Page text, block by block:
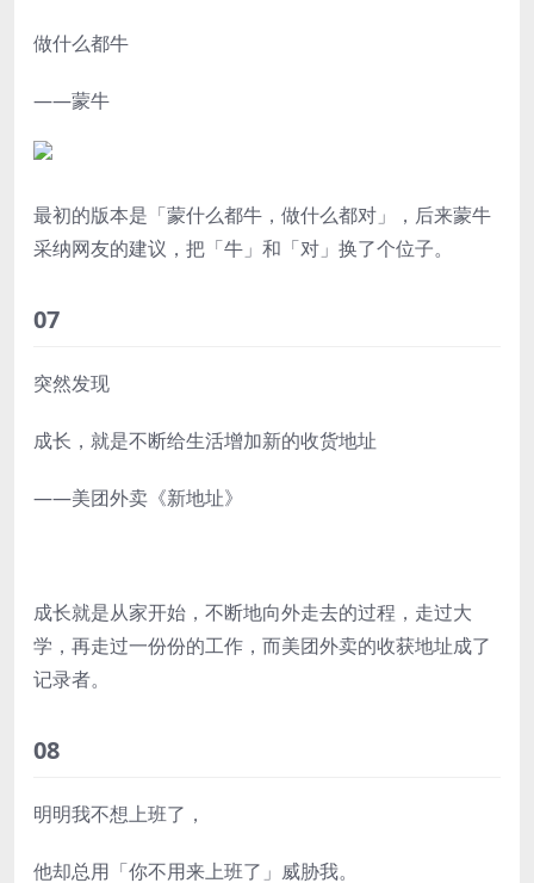
做什么都牛
——蒙牛
最初的版本是「蒙什么都牛，做什么都对」，后来蒙牛
采纳网友的建议，把「牛」和「对」换了个位子。
07
突然发现
成长，就是不断给生活增加新的收货地址
——美团外卖《新地址》
成长就是从家开始，不断地向外走去的过程，走过大
学，再走过一份份的工作，而美团外卖的收获地址成了
记录者。
08
明明我不想上班了，
他却总用「你不用来上班了」威胁我。